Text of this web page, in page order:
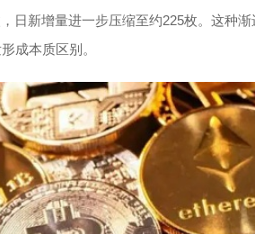
日新增量进一步压缩至约225枚。这种
成本质区别。